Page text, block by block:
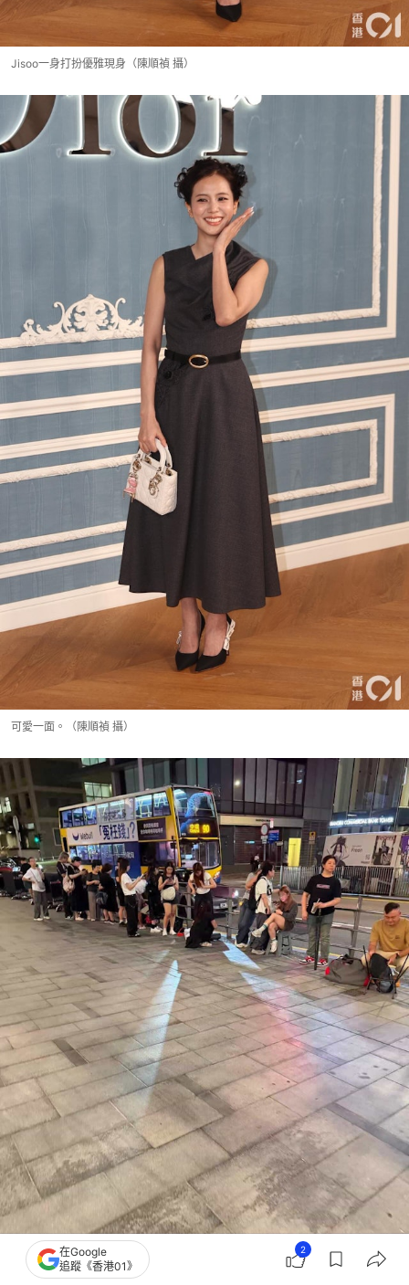
Jisoo一身打扮優雅現身（陳順禎 攝）
可愛一面。（陳順禎 攝）
在Google
追蹤《香港01》
2